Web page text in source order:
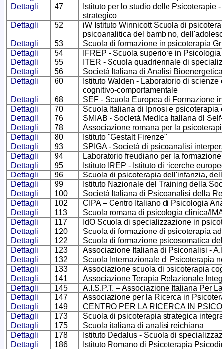
Dettagli
47
Istituto per lo studio delle
strategico
Dettagli
52
iW Istituto Winnicott Scuola di
psicoanalitica del bambino,
Dettagli
53
Scuola di formazione in psicoterapia
Dettagli
54
IFREP - Scuola superiore in
Dettagli
55
ITER - Scuola quadriennale di
Dettagli
56
Società Italiana di Analisi
Dettagli
60
Istituto Walden - Laboratorio di
cognitivo-comportamentale
Dettagli
68
SEF - Scuola Europea di Formazione
Dettagli
70
Scuola Italiana di Ipnosi e psicoterapia
Dettagli
76
SMIAB - Società Medica Italiana di
Dettagli
78
Associazione romana per la
Dettagli
80
Istituto "Gestalt Firenze"
Dettagli
93
SPIGA - Società di psicoanalisi
Dettagli
94
Laboratorio freudiano per la
Dettagli
95
Istituto IREP - Istituto di ricerche
Dettagli
96
Scuola di psicoterapia dell'infanzia,
Dettagli
99
Istituto Nazionale del Training della
Dettagli
100
Società Italiana di Psicoanalisi della
Dettagli
102
CIPA – Centro Italiano di Psicologia
Dettagli
113
Scuola romana di psicologia clinica/
Dettagli
117
IdO Scuola di specializzazione in
Dettagli
120
Scuola di formazione di psicoterapia
Dettagli
122
Scuola di formazione psicosomatica
Dettagli
123
Associazione Italiana di Psiconalisi -
Dettagli
132
Scuola Internazionale di Psicoterapia
Dettagli
133
Associazione scuola di psicoterapia
Dettagli
141
Associazione Terapia Relazionale
Dettagli
145
A.I.S.P.T. – Associazione Italiana Per
Dettagli
147
Associazione per la Ricerca in
Dettagli
149
CENTRO PER LA RICERCA IN
Dettagli
173
Scuola di psicoterapia strategica
Dettagli
175
Scuola italiana di analisi reichiana
Dettagli
178
Istituto Dedalus - Scuola di
Dettagli
186
Istituto Romano di Psicoterapia